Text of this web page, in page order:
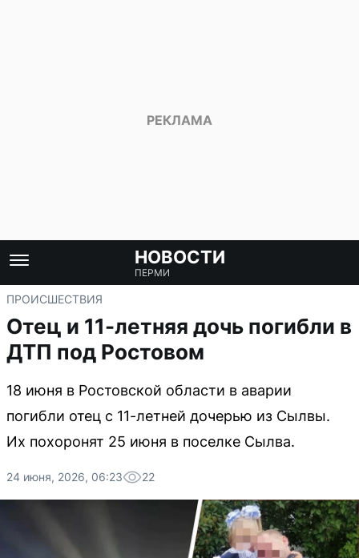
НОВОСТИ
ПЕРМИ
ПРОИСШЕСТВИЯ
Отец и 11-летняя дочь погибли в
ДТП под Ростовом
18 июня в Ростовской области в аварии
погибли отец с 11-летней дочерью из Сылвы.
Их похоронят 25 июня в поселке Сылва.
24 июня, 2026, 06:23 22